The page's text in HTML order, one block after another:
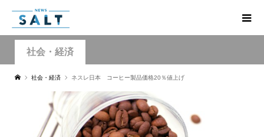
社会・経済
社会・経済 ネスレ日本 コーヒー製品価格20％値上げ